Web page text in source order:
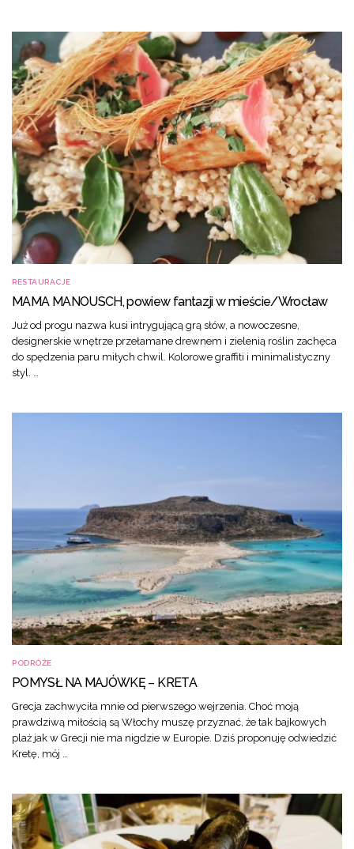
RESTAURACJE
MAMA MANOUSCH, powiew fantazji w mieście/Wrocław
Już od progu nazwa kusi intrygującą grą słów, a nowoczesne,
designerskie wnętrze przełamane drewnem i zielenią roślin zachęca
do spędzenia paru miłych chwil. Kolorowe graffiti i minimalistyczny
styl. …
PODRÓŻE
POMYSŁ NA MAJÓWKĘ – KRETA
Grecja zachwyciła mnie od pierwszego wejrzenia. Choć moją
prawdziwą miłością są Włochy muszę przyznać, że tak bajkowych
plaż jak w Grecji nie ma nigdzie w Europie. Dziś proponuję odwiedzić
Kretę, mój …